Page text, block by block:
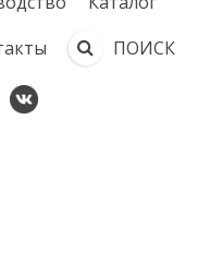
ПОИСК